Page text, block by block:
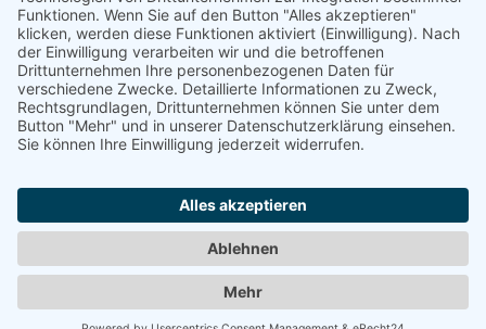
Aktuell eingestellter Filter:Produkt: Xtr-Lasershooting (Filter
entfernen)
Möchten Sie den Filter/die Suche weiter verfeinern, können Sie in
das Suchfeld oben einen zusätzlichen Suchbegriff eingeben.
Suchergebnisse
Judy Stellwag - Bullriding from Cowboyhat
Kontakt / Impressum
Datenschutzerklärung
Cookie-Einstellungen